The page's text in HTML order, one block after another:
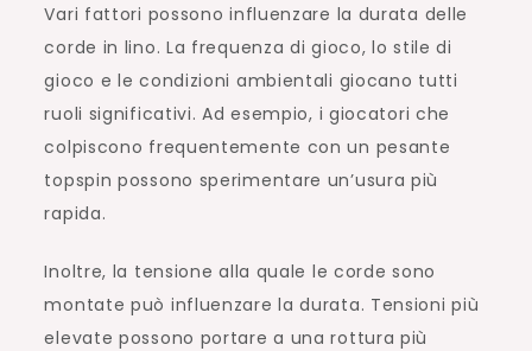
Vari fattori possono influenzare la durata delle
corde in lino. La frequenza di gioco, lo stile di
gioco e le condizioni ambientali giocano tutti
ruoli significativi. Ad esempio, i giocatori che
colpiscono frequentemente con un pesante
topspin possono sperimentare un’usura più
rapida.
Inoltre, la tensione alla quale le corde sono
montate può influenzare la durata. Tensioni più
elevate possono portare a una rottura più